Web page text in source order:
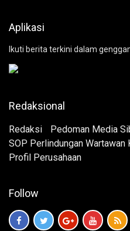
Aplikasi
Ikuti berita terkini dalam
Redaksional
Redaksi Pedoman Media
SOP Perlindungan Wartawan
Profil Perusahaan
Follow